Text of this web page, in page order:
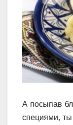
А посыпав
специями,